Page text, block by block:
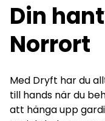
Din
Norrort
Med Dryft har du
till hands när du
att hänga upp